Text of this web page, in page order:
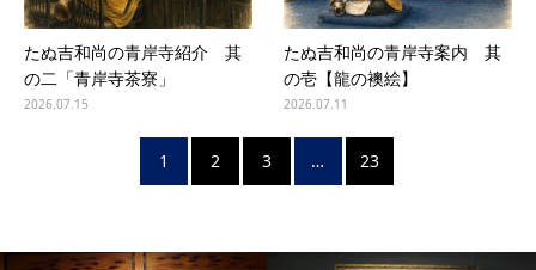
たぬ吉和尚の青岸寺紹介 其
の二「青岸寺茶寮」
2026.07.15
たぬ吉和尚の青岸寺案内 其
の壱【龍の襖絵】
2026.07.11
1 2 3 … 23